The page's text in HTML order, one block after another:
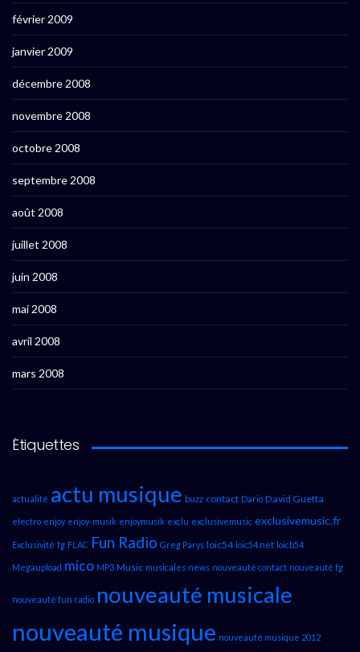
février 2009
janvier 2009
décembre 2008
novembre 2008
octobre 2008
septembre 2008
août 2008
juillet 2008
juin 2008
mai 2008
avril 2008
mars 2008
Étiquettes
actualité actu musique buzz contact Dario David Guetta
electro enjoy enjoy-musik enjoymusik exclu exclusivemusic exclusivemusic.fr
Exclusivité fg FLAC Fun Radio Greg Parys loic54 loic54.net loicb54
Megaupload mico MP3 Music musicales news nouveauté contact nouveauté fg
nouveauté fun radio nouveauté musicale
nouveauté musique nouveauté musique 2012